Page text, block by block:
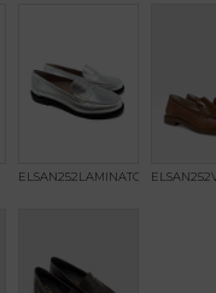
ELSAN252LAMINATOARGENTO